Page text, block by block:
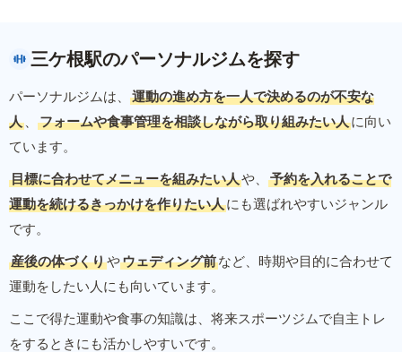
三ケ根駅のパーソナルジムを探す
パーソナルジムは、
運動の進め方を一人で決めるのが不安な
人 、 フォームや食事管理を相談しながら取り組みたい人に向い
ています。
目標に合わせてメニューを組みたい人や、
予約を入れることで
運動を続けるきっかけを作りたい人にも選ばれやすいジャンル
です。
産後の体づくりやウェディング前など、時期や目的に合わせて
運動をしたい人にも向いています。
ここで得た運動や食事の知識は、将来スポーツジムで自主トレ
をするときにも活かしやすいです。